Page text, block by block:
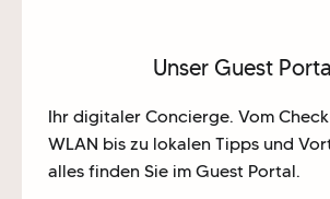
Unser Guest Portal
Ihr digitaler Concierge. Vom
WLAN bis zu lokalen Tipps und
alles finden Sie im Guest Portal.